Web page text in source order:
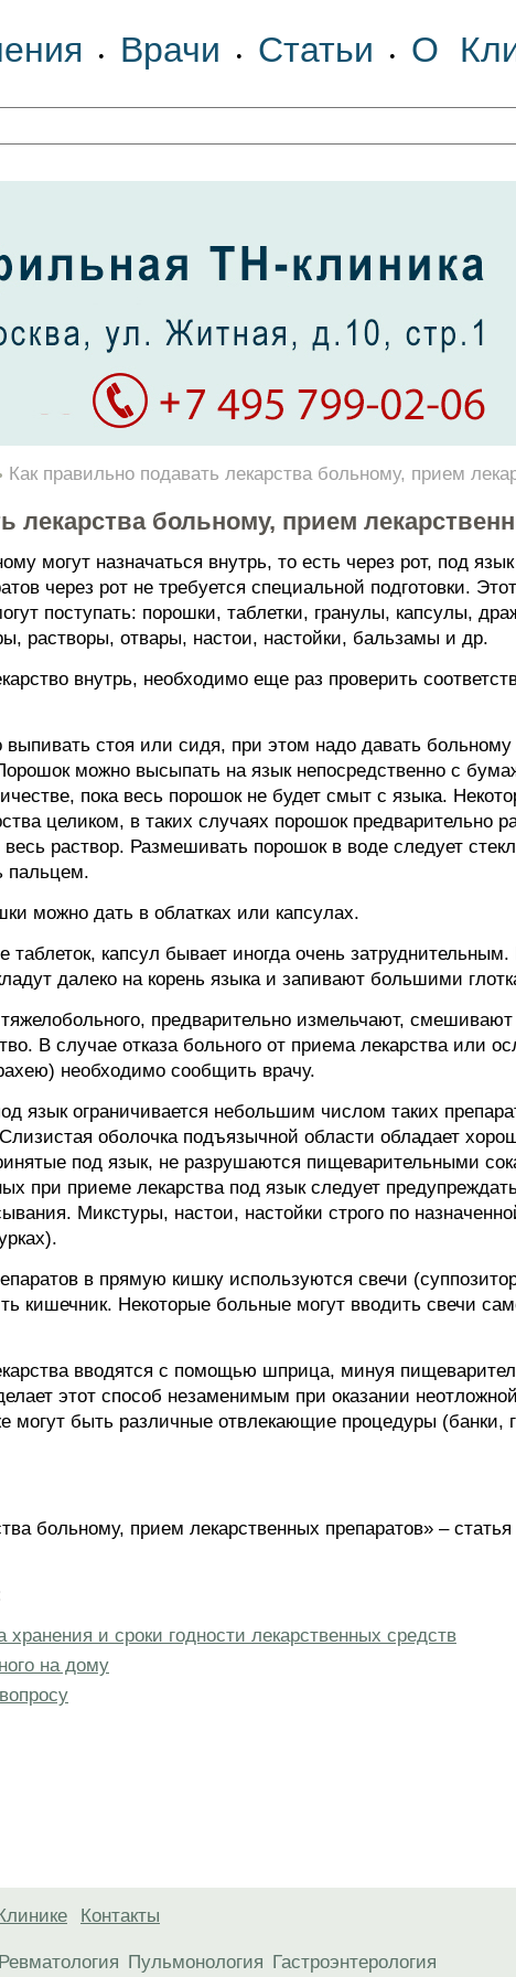
• Врачи • Статьи • О
Как правильно подавать лекарства больному, прием
лекарства больному, прием
могут назначаться внутрь, то есть через рот, под
через рот не требуется специальной подготовки.
поступать: порошки, таблетки, гранулы, капсулы,
растворы, отвары, настои, настойки, бальзамы и др.
внутрь, необходимо еще раз проверить
стоя или сидя, при этом надо давать
можно высыпать на язык непосредственно с
пока весь порошок не будет смыт с языка.
целиком, в таких случаях порошок предварительно
раствор. Размешивать порошок в воде следует
пальцем.
можно дать в облатках или капсулах.
капсул бывает иногда очень
далеко на корень языка и запивают большими
предварительно измельчают,
В случае отказа больного от приема лекарства или
необходимо сообщить врачу.
язык ограничивается небольшим числом таких
оболочка подъязычной области обладает
под язык, не разрушаются пищеварительными
при приеме лекарства под язык следует
Микстуры, настои, настойки строго по
в прямую кишку используются свечи
кишечник. Некоторые больные могут вводить свечи
вводятся с помощью шприца, минуя
этот способ незаменимым при оказании
могут быть различные отвлекающие процедуры (банки,
больному, прием лекарственных препаратов» –
и сроки годности лекарственных средств
на дому
Контакты
Ревматология Пульмонология Гастроэнтерология